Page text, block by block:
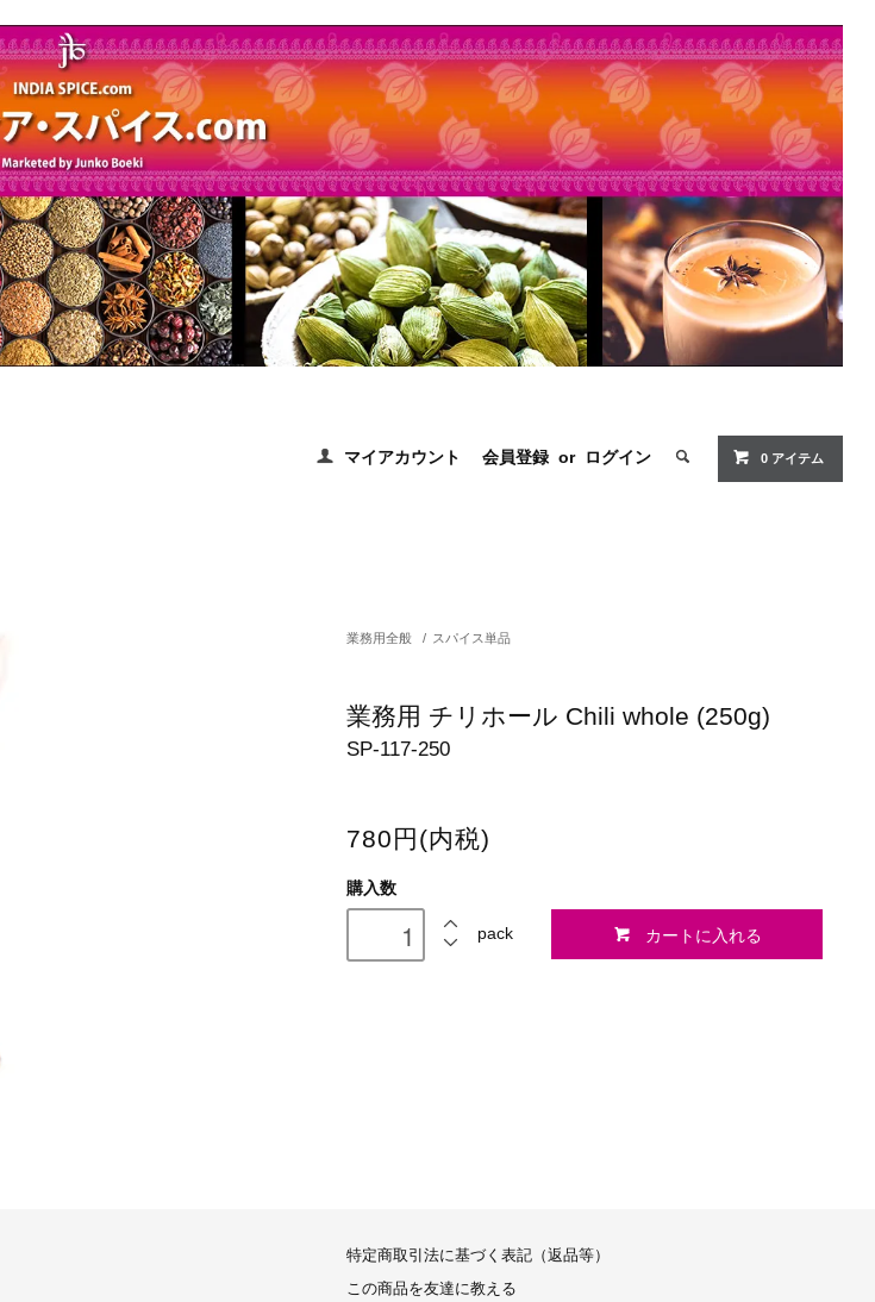
マイアカウント 会員登録 or ログイン 0 アイテム
業務用全般 / スパイス単品
業務用 チリホール Chili whole (250g)
SP-117-250
780円(内税)
購入数
pack カートに入れる
特定商取引法に基づく表記（返品等）
この商品を友達に教える